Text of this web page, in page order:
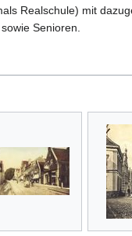
Realschule) mit
Senioren.